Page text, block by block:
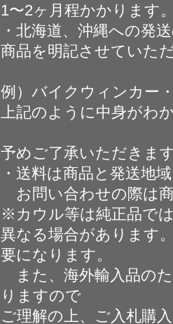
1〜2ヶ月程かかります
・北海道、沖縄への発
商品を明記させていた
例）バイクウィンカー
上記のように中身がわ
予めご了承いただきま
・送料は商品と発送地
お問い合わせの際は
※カウル等は純正品で
異なる場合があります
要になります。
また、海外輸入品の
りますので
ご理解の上、ご入札購